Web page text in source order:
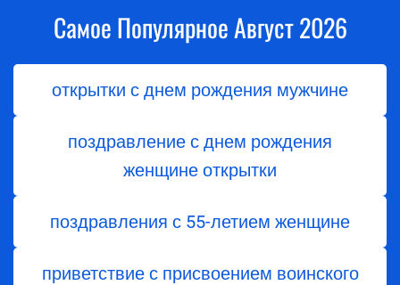
Самое Популярное Август 2026
открытки с днем рождения мужчине
поздравление с днем рождения
женщине открытки
поздравления с 55-летием женщине
приветствие с присвоением воинского